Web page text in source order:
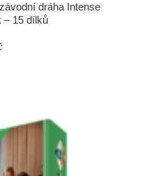
dráha Intense
– 15 dílků